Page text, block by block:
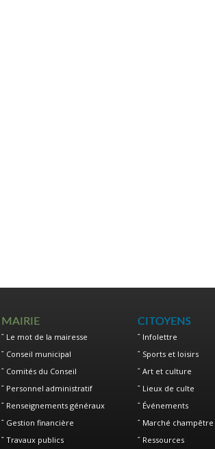
MAIRIE
Le mot de la mairesse
Conseil municipal
Comités du Conseil
Personnel administratif
Renseignements généraux
Gestion financière
Travaux publics
CITOYENS
Infolettre
Sports et loisirs
Art et culture
Lieux de culte
Événements
Marché champêtre
Ressources